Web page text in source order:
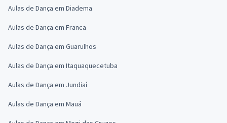
Aulas de Dança em Diadema
Aulas de Dança em Franca
Aulas de Dança em Guarulhos
Aulas de Dança em Itaquaquecetuba
Aulas de Dança em Jundiaí
Aulas de Dança em Mauá